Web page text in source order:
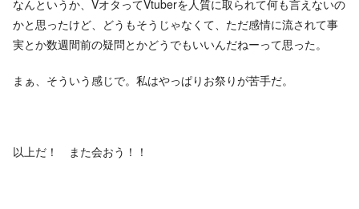
なんというか、VオタってVtuberを人質に取られて何も言えないの
かと思ったけど、どうもそうじゃなくて、ただ感情に流されて事
実とか数週間前の疑問とかどうでもいいんだねーって思った。
まぁ、そういう感じで。私はやっぱりお祭りが苦手だ。
以上だ！ また会おう！！